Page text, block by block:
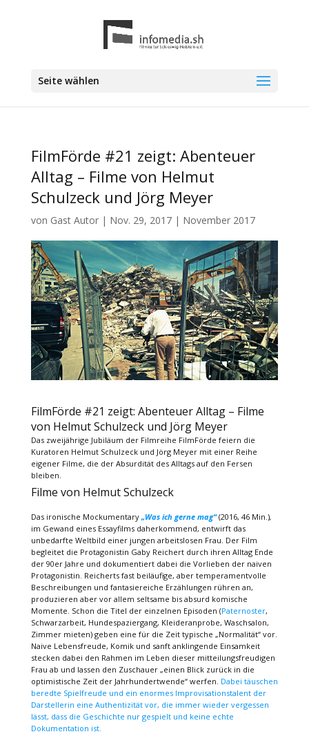
Seite wählen
FilmFörde #21 zeigt: Abenteuer
Alltag – Filme von Helmut
Schulzeck und Jörg Meyer
von Gast Autor| Nov. 29, 2017| November 2017
FilmFörde #21 zeigt: Abenteuer Alltag – Filme
von Helmut Schulzeck und Jörg Meyer
Das zweijährige Jubiläum der Filmreihe FilmFörde feiern die
Kuratoren Helmut Schulzeck und Jörg Meyer mit einer Reihe
eigener Filme, die der Absurdität des Alltags auf den Fersen
bleiben.
Filme von Helmut Schulzeck
Das ironische Mockumentary „Was ich gerne mag“(2016, 46 Min.),
im Gewand eines Essayfilms daherkommend, entwirft das
unbedarfte Weltbild einer jungen arbeitslosen Frau. Der Film
begleitet die Protagonistin Gaby Reichert durch ihren Alltag Ende
der 90er Jahre und dokumentiert dabei die Vorlieben der naiven
Protagonistin. Reicherts fast beiläufige, aber temperamentvolle
Beschreibungen und fantasiereiche Erzählungen rühren an,
produzieren aber vor allem seltsame bis absurd komische
Momente. Schon die Titel der einzelnen Episoden (Paternoster,
Schwarzarbeit, Hundespaziergang, Kleideranprobe, Waschsalon,
Zimmer mieten) geben eine für die Zeit typische „Normalität“ vor.
Naive Lebensfreude, Komik und sanft anklingende Einsamkeit
stecken dabei den Rahmen im Leben dieser mitteilungsfreudigen
Frau ab und lassen den Zuschauer „einen Blick zurück in die
optimistische Zeit der Jahrhundertwende“ werfen. Dabei täuschen
beredte Spielfreude und ein enormes Improvisationstalent der
Darstellerin eine Authentizität vor, die immer wieder vergessen
lässt, dass die Geschichte nur gespielt und keine echte
Dokumentation ist.